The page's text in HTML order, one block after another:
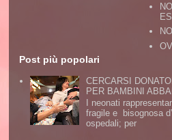
Post più popolari
CERCARSI
PER BAMBINI
I neonati
fragile e bisognosa
ospedali; per